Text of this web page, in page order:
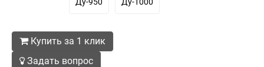
Купить за 1 клик
Задать вопрос